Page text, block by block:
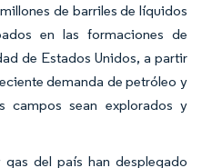
de barriles de líquidos
en las formaciones de
de Estados Unidos, a partir
demanda de petróleo y
campos sean explorados y
del país han desplegado